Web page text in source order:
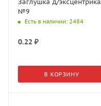
№9
Есть в наличии: 2484
0.22 ₽
В КОРЗИНУ